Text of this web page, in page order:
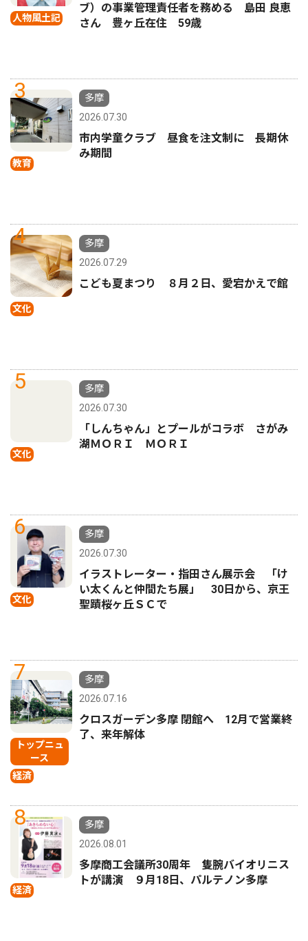
人物風土記
ブ）の事業管理責任者を務める 島田 良恵
さん 豊ヶ丘在住 59歳
3
教育
多摩
2026.07.30
市内学童クラブ 昼食を注文制に 長期休
み期間
4
文化
多摩
2026.07.29
こども夏まつり ８月２日、愛宕かえで館
5
文化
多摩
2026.07.30
「しんちゃん」とプールがコラボ さがみ
湖ＭＯＲＩ ＭＯＲＩ
6
文化
多摩
2026.07.30
イラストレーター・指田さん展示会 「け
い太くんと仲間たち展」 30日から、京王
聖蹟桜ヶ丘ＳＣで
7
トップニュ
ース
経済
多摩
2026.07.16
クロスガーデン多摩 閉館へ 12月で営業終
了、来年解体
8
経済
多摩
2026.08.01
多摩商工会議所30周年 隻腕バイオリニス
トが講演 ９月18日、パルテノン多摩